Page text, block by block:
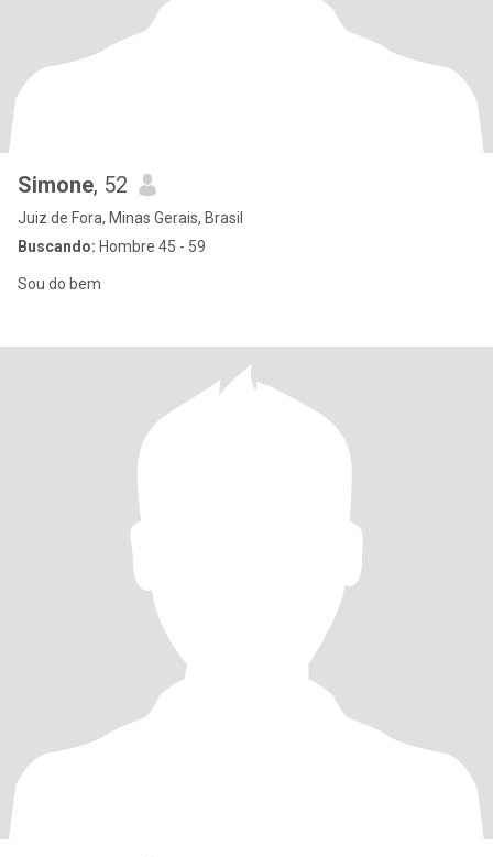
Simone, 52
Juiz de Fora, Minas Gerais, Brasil
Buscando: Hombre 45 - 59
Sou do bem